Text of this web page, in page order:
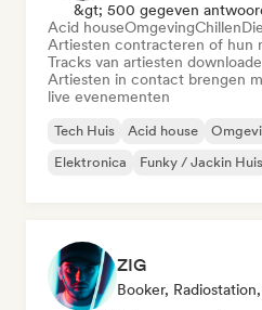
&gt; 500 gegeven
Acid houseOmgevingChillen
Artiesten contracteren of hun
Tracks van artiesten
Artiesten in contact brengen
live evenementen
Tech Huis Acid house
Elektronica
Funky / Jackin Huis
ZIG
Booker,